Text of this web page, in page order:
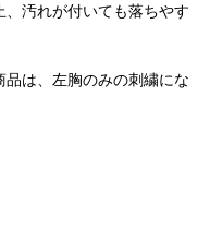
汚れが付いても落ちやす
は、左胸のみの刺繍にな